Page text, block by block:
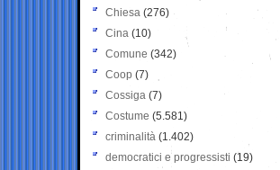
Chiesa (276)
Cina (10)
Comune (342)
Coop (7)
Cossiga (7)
Costume (5.581)
criminalità (1.402)
democratici e progressisti (19)